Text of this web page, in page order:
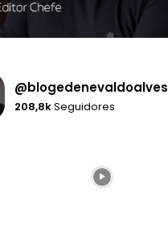
@blogedenevaldoalves
208,8kSeguidores